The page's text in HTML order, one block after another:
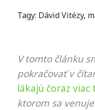
Tagy: Dávid Vitézy,
V tomto článku
pokračovať v
lákajú čoraz
ktorom sa